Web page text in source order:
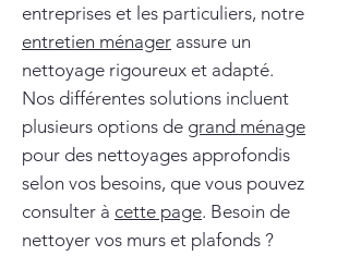
entreprises et les particuliers, notre
entretien ménager assure un
nettoyage rigoureux et adapté.
Nos différentes solutions incluent
plusieurs options de grand ménage
pour des nettoyages approfondis
selon vos besoins, que vous pouvez
consulter à cette page. Besoin de
nettoyer vos murs et plafonds ?